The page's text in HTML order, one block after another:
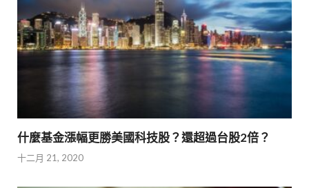
什麼基金漲幅更勝美國科技股？還超過台股2倍？
十二月 21, 2020